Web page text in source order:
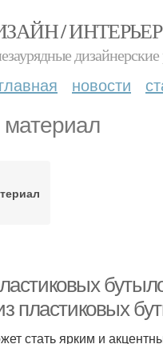
/
главная новости
пластиковых
стать ярким и